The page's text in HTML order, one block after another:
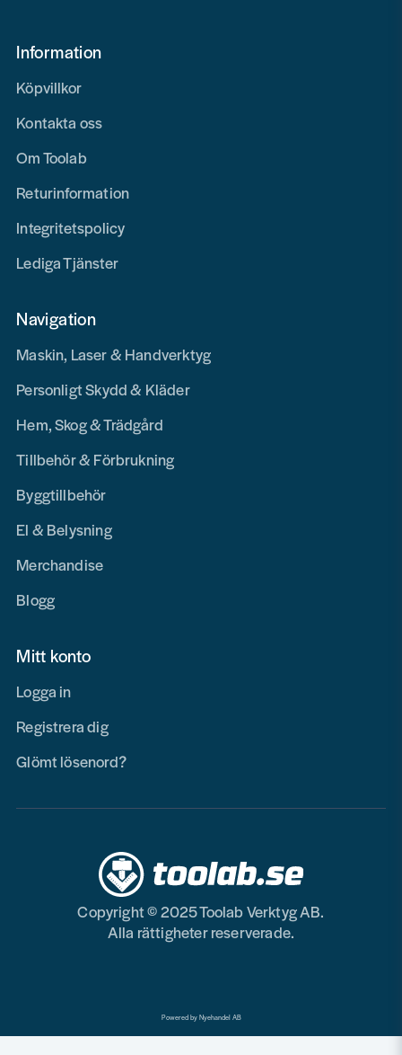
Information
Köpvillkor
Kontakta oss
Om Toolab
Returinformation
Integritetspolicy
Lediga Tjänster
Navigation
Maskin, Laser & Handverktyg
Personligt Skydd & Kläder
Hem, Skog & Trädgård
Tillbehör & Förbrukning
Byggtillbehör
El & Belysning
Merchandise
Blogg
Mitt konto
Logga in
Registrera dig
Glömt lösenord?
Copyright © 2025 Toolab Verktyg AB.
Alla rättigheter reserverade.
Powered by Nyehandel AB